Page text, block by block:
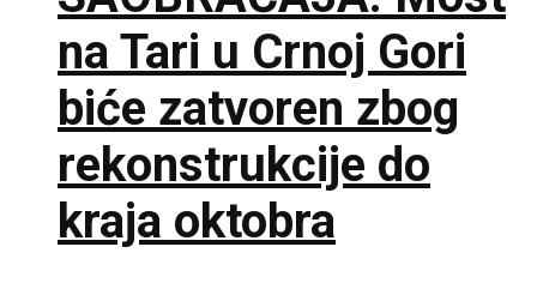
na Tari u Crnoj Gori
biće zatvoren zbog
rekonstrukcije do
kraja oktobra